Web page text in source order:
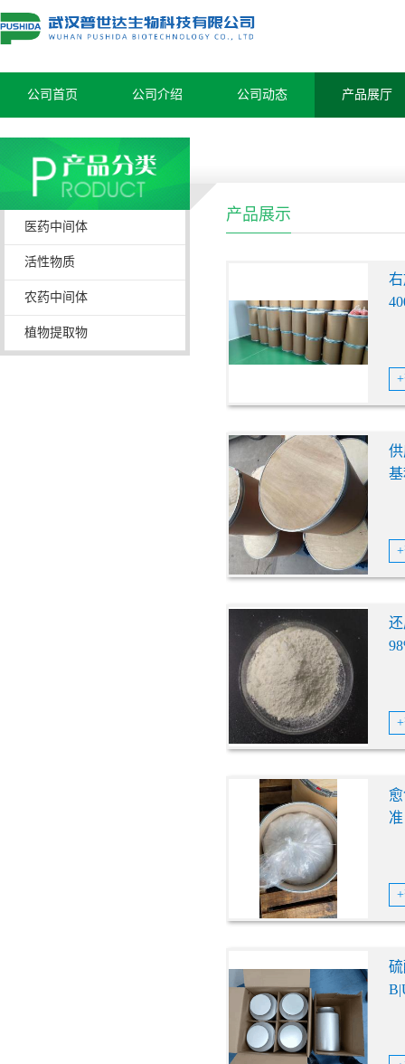
公司首页 公司介绍 公司动态 产品展厅
医药中间体
活性物质
农药中间体
植物提取物
产品展示